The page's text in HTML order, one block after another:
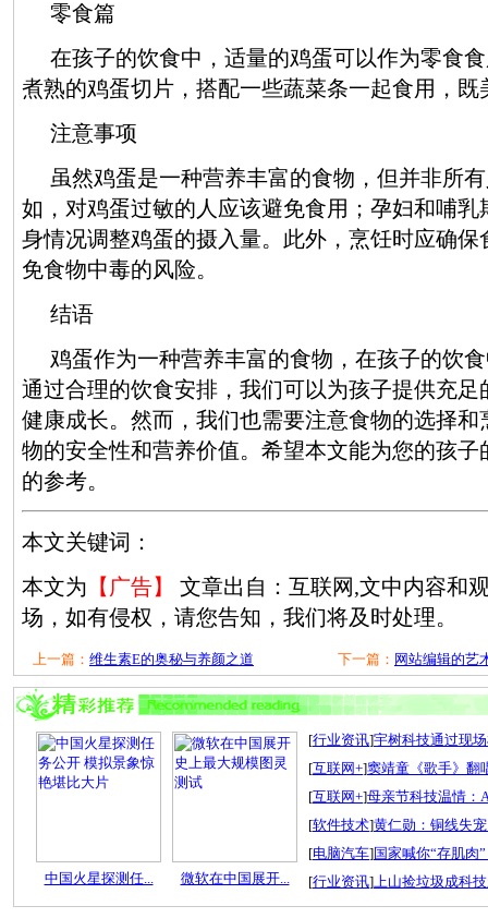
零食篇
在孩子的饮食中，适量的鸡蛋可以作为零食
煮熟的鸡蛋切片，搭配一些蔬菜条一起食用，既
注意事项
虽然鸡蛋是一种营养丰富的食物，但并非所
如，对鸡蛋过敏的人应该避免食用；孕妇和哺乳
身情况调整鸡蛋的摄入量。此外，烹饪时应确保
免食物中毒的风险。
结语
鸡蛋作为一种营养丰富的食物，在孩子的饮
通过合理的饮食安排，我们可以为孩子提供充足
健康成长。然而，我们也需要注意食物的选择和
物的安全性和营养价值。希望本文能为您的孩子
的参考。
本文关键词：
本文为 【广告】
文章出自：互联网,文中内容和
场，如有侵权，请您告知，我们将及时处理。
上一篇： 维生素E的奥秘与养颜之道 下一篇： 网站编辑的艺
中国火星探测任... 微软在中国展开...
[行业资讯]宇树科技通过现
[互联网+]窦靖童《歌手》翻
[互联网+]母亲节科技温情：
[软件技术]黄仁勋：铜线失
[电脑汽车]国家喊你“存肌肉
[行业资讯]上山捡垃圾成科